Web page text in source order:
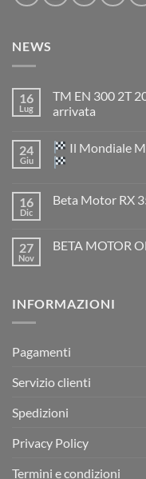
NEWS
16
Lug
TM EN 300 2T
arrivata
su
TM
EN
2026:
è
arrivata
24
Giu
Il Mondiale
su
Motocross
è
16
Dic
Beta Motor RX
Beta
27
Nov
BETA MOTOR
MOTOR
INFORMAZIONI
Pagamenti
Servizio clienti
Spedizioni
Privacy Policy
Termini e condizioni